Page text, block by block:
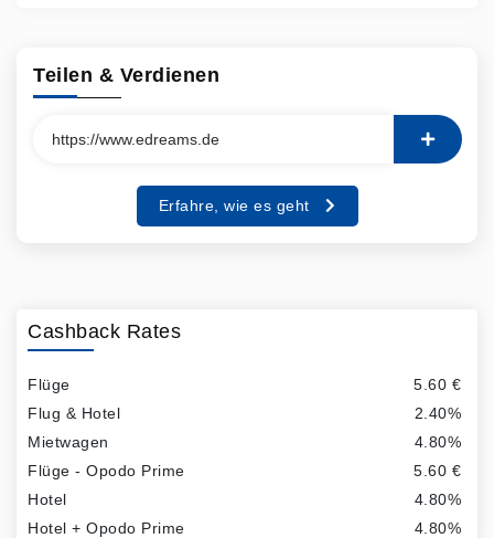
Teilen & Verdienen
Erfahre, wie es geht
Cashback Rates
Flüge
5.60 €
Flug & Hotel
2.40%
Mietwagen
4.80%
Flüge - Opodo Prime
5.60 €
Hotel
4.80%
Hotel + Opodo Prime
4.80%